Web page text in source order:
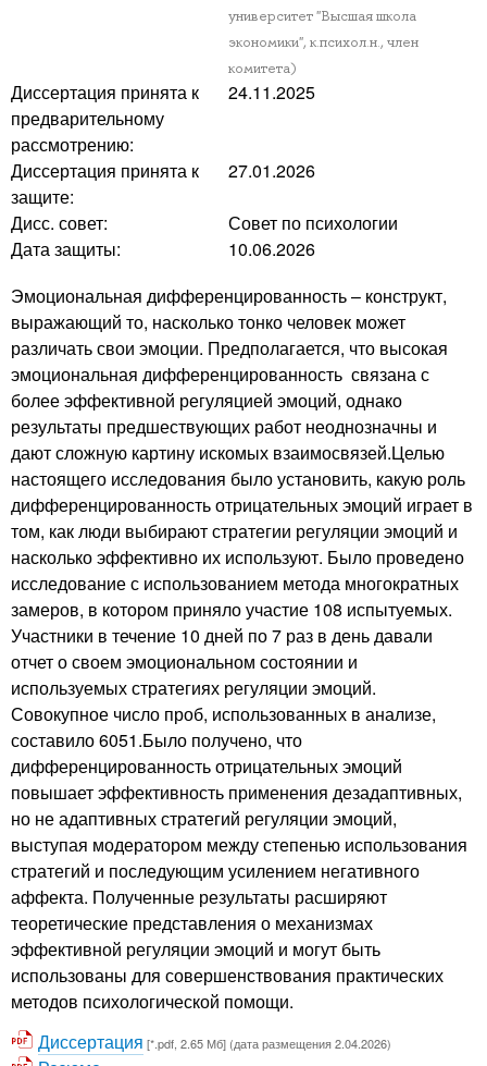
университет "Высшая школа
экономики", к.психол.н., член
комитета)
Диссертация принята к
предварительному
рассмотрению:
24.11.2025
Диссертация принята к
защите:
27.01.2026
Дисс. совет:
Совет по психологии
Дата защиты:
10.06.2026
Эмоциональная дифференцированность – конструкт,
выражающий то, насколько тонко человек может
различать свои эмоции. Предполагается, что высокая
эмоциональная дифференцированность связана с
более эффективной регуляцией эмоций, однако
результаты предшествующих работ неоднозначны и
дают сложную картину искомых взаимосвязей.Целью
настоящего исследования было установить, какую роль
дифференцированность отрицательных эмоций играет в
том, как люди выбирают стратегии регуляции эмоций и
насколько эффективно их используют. Было проведено
исследование с использованием метода многократных
замеров, в котором приняло участие 108 испытуемых.
Участники в течение 10 дней по 7 раз в день давали
отчет о своем эмоциональном состоянии и
используемых стратегиях регуляции эмоций.
Совокупное число проб, использованных в анализе,
составило 6051.Было получено, что
дифференцированность отрицательных эмоций
повышает эффективность применения дезадаптивных,
но не адаптивных стратегий регуляции эмоций,
выступая модератором между степенью использования
стратегий и последующим усилением негативного
аффекта. Полученные результаты расширяют
теоретические представления о механизмах
эффективной регуляции эмоций и могут быть
использованы для совершенствования практических
методов психологической помощи.
Диссертация [*.pdf, 2.65 Мб] (дата размещения 2.04.2026)